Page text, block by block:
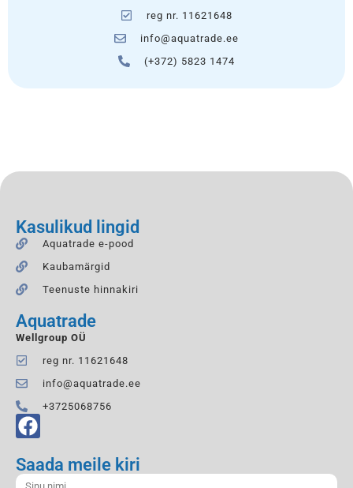
reg nr. 11621648
info@aquatrade.ee
(+372) 5823 1474
Kasulikud lingid
Aquatrade e-pood
Kaubamärgid
Teenuste hinnakiri
Aquatrade
Wellgroup OÜ
reg nr. 11621648
info@aquatrade.ee
+3725068756
Saada meile kiri